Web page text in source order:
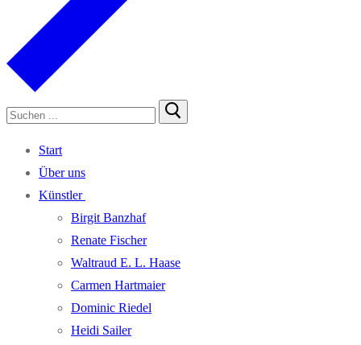
Suchen
Start
Über uns
Künst­ler
Bir­git Banzhaf
Rena­te Fischer
Wal­traud E. L. Haase
Car­men Hartmaier
Domi­nic Riedel
Hei­di Sailer